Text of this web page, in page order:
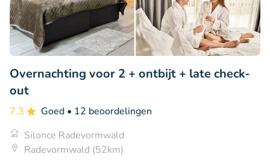
Overnachting voor 2 + ontbijt + late check-
out
7.3 Goed • 12 beoordelingen
Silonce Radevormwald
Radevormwald (52km)